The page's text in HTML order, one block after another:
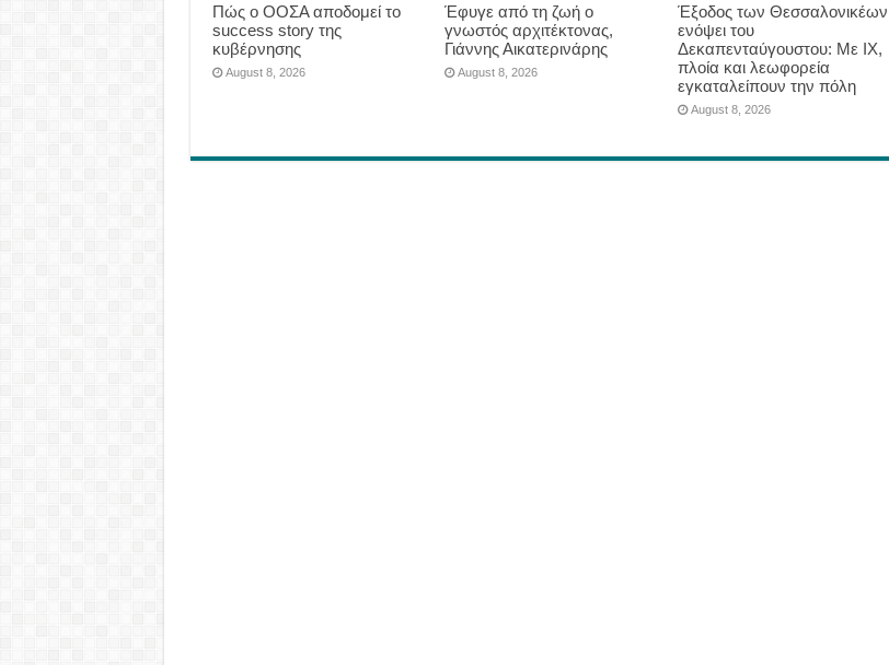
Πώς ο ΟΟΣΑ αποδομεί το
success story της
κυβέρνησης
August 8, 2026
Έφυγε από τη ζωή ο
γνωστός αρχιτέκτονας,
Γιάννης Αικατερινάρης
August 8, 2026
Έξοδος των Θεσσαλονικέων
ενόψει του
Δεκαπενταύγουστου: Με ΙΧ,
πλοία και λεωφορεία
εγκαταλείπουν την πόλη
August 8, 2026